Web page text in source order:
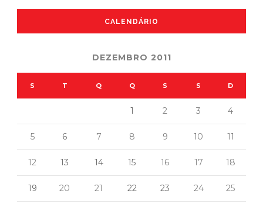
CALENDÁRIO
DEZEMBRO 2011
S T Q Q S S D
1 2 3 4
5 6 7 8 9 10 11
12 13 14 15 16 17 18
19 20 21 22 23 24 25